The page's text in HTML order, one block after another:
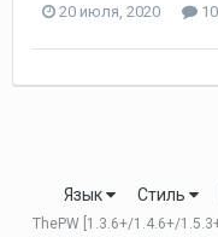
20 июля, 2020
Язык Стиль
ThePW [1.3.6+/1.4.6+/